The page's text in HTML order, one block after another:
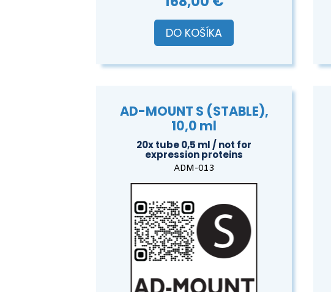
DO KOŠÍKA
AD-MOUNT S (STABLE),
10,0 ml
20x tube 0,5 ml / not for
expression proteins
ADM-013